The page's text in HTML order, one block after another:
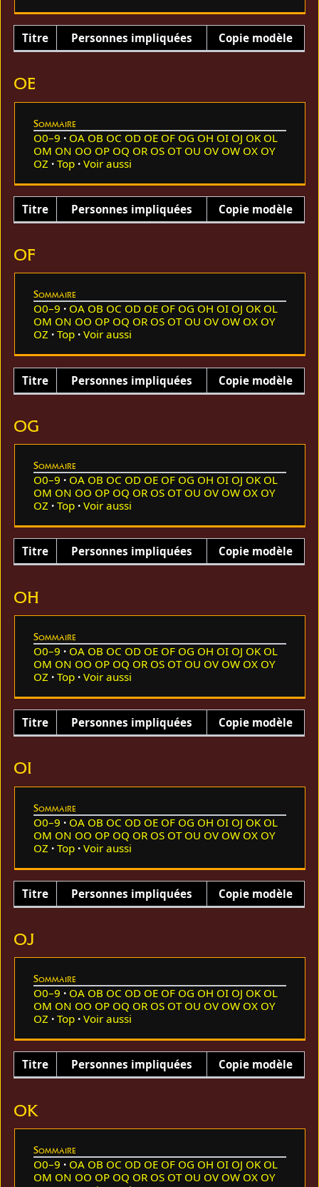
Titre Personnes impliquées Copie modèle
OE
Sommaire
O0–9 OA OB OC OD OE OF OG OH OI OJ OK OL
OM ON OO OP OQ OR OS OT OU OV OW OX OY
OZ
Top Voir aussi
Titre Personnes impliquées Copie modèle
OF
Sommaire
O0–9 OA OB OC OD OE OF OG OH OI OJ OK OL
OM ON OO OP OQ OR OS OT OU OV OW OX OY
OZ
Top Voir aussi
Titre Personnes impliquées Copie modèle
OG
Sommaire
O0–9 OA OB OC OD OE OF OG OH OI OJ OK OL
OM ON OO OP OQ OR OS OT OU OV OW OX OY
OZ
Top Voir aussi
Titre Personnes impliquées Copie modèle
OH
Sommaire
O0–9 OA OB OC OD OE OF OG OH OI OJ OK OL
OM ON OO OP OQ OR OS OT OU OV OW OX OY
OZ
Top Voir aussi
Titre Personnes impliquées Copie modèle
OI
Sommaire
O0–9 OA OB OC OD OE OF OG OH OI OJ OK OL
OM ON OO OP OQ OR OS OT OU OV OW OX OY
OZ
Top Voir aussi
Titre Personnes impliquées Copie modèle
OJ
Sommaire
O0–9 OA OB OC OD OE OF OG OH OI OJ OK OL
OM ON OO OP OQ OR OS OT OU OV OW OX OY
OZ
Top Voir aussi
Titre Personnes impliquées Copie modèle
OK
Sommaire
O0–9 OA OB OC OD OE OF OG OH OI OJ OK OL
OM ON OO OP OQ OR OS OT OU OV OW OX OY